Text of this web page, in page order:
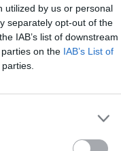
utilized by us or personal
separately opt-out of the
IAB’s list of downstream
on the IAB’s List of